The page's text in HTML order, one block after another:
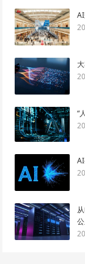
“